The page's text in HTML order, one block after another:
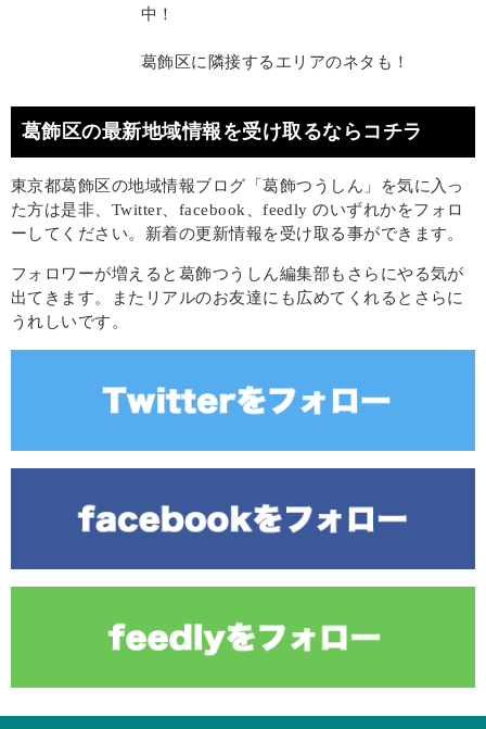
中！
葛飾区に隣接するエリアのネタも！
葛飾区の最新地域情報を受け取るならコチラ
東京都葛飾区の地域情報ブログ「葛飾つうしん」を気に入っ
た方は是非、Twitter、facebook、feedly のいずれかをフォロ
ーしてください。新着の更新情報を受け取る事ができます。
フォロワーが増えると葛飾つうしん編集部もさらにやる気が
出てきます。またリアルのお友達にも広めてくれるとさらに
うれしいです。